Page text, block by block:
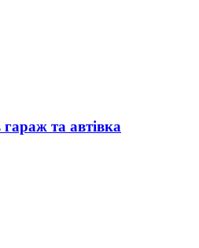
та автівка